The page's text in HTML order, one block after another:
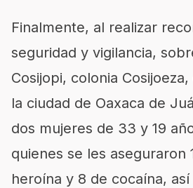
Finalmente, al realizar
seguridad y vigilancia,
Cosijopi, colonia
la ciudad de Oaxaca de
dos mujeres de 33 y 19
quienes se les aseguraron
heroína y 8 de cocaína,